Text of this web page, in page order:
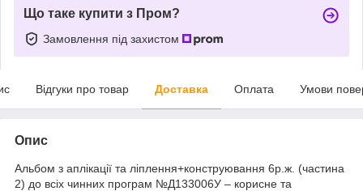
Що таке купити з Пром?
Замовлення під захистом
Відгуки про товар Доставка Оплата Умови
Опис
Альбом з аплікації та ліплення+конструювання 6р.ж. (частина
2) до всіх чинних програм №Д133006У – корисне та